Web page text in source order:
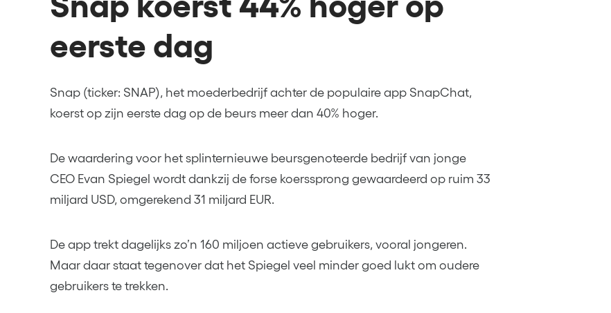
eerste dag
Snap (ticker: SNAP), het moederbedrijf achter de populaire app SnapChat,
koerst op zijn eerste dag op de beurs meer dan 40% hoger.
De waardering voor het splinternieuwe beursgenoteerde bedrijf van jonge
CEO Evan Spiegel wordt dankzij de forse koerssprong gewaardeerd op ruim 33
miljard USD, omgerekend 31 miljard EUR.
De app trekt dagelijks zo’n 160 miljoen actieve gebruikers, vooral jongeren.
Maar daar staat tegenover dat het Spiegel veel minder goed lukt om oudere
gebruikers te trekken.